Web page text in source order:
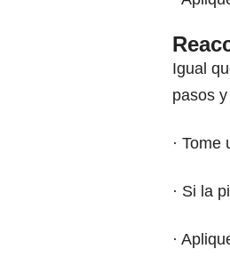
Igual
pasos
·
· Si la
·